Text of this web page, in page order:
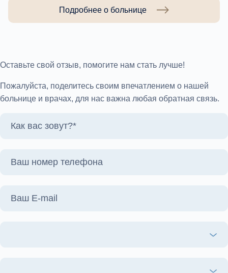
Подробнее о больнице
Оставьте свой отзыв, помогите нам стать лучше!
Пожалуйста, поделитесь своим впечатлением о нашей
больнице и врачах, для нас важна любая обратная связь.